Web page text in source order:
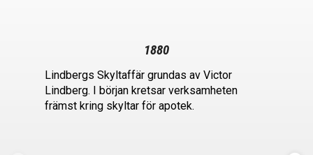
1880
Lindbergs Skyltaffär grundas av Victor
Lindberg. I början kretsar verksamheten
främst kring skyltar för apotek.